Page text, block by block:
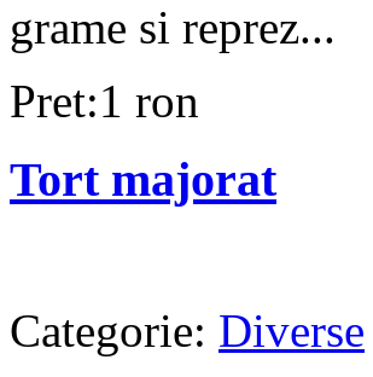
grame si reprez...
Pret:1 ron
Tort majorat
Categorie: Diverse